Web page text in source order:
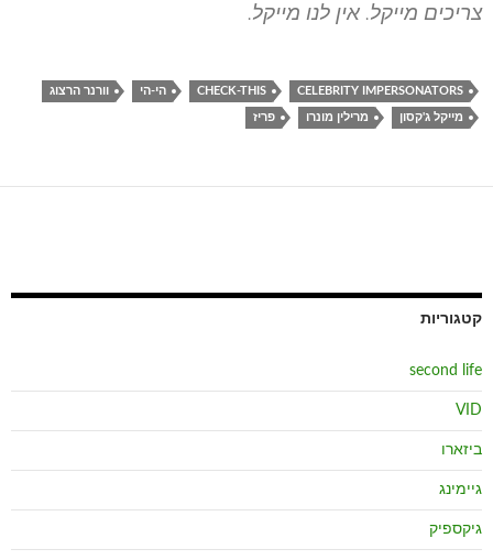
צריכים מייקל. אין לנו מייקל.
CELEBRITY IMPERSONATORS
CHECK-THIS הי-הי וורנר הרצוג
מייקל ג'קסון מרילין מונרו פריז
קטגוריות
second life
VID
ביזארו
גיימינג
גיקספיק